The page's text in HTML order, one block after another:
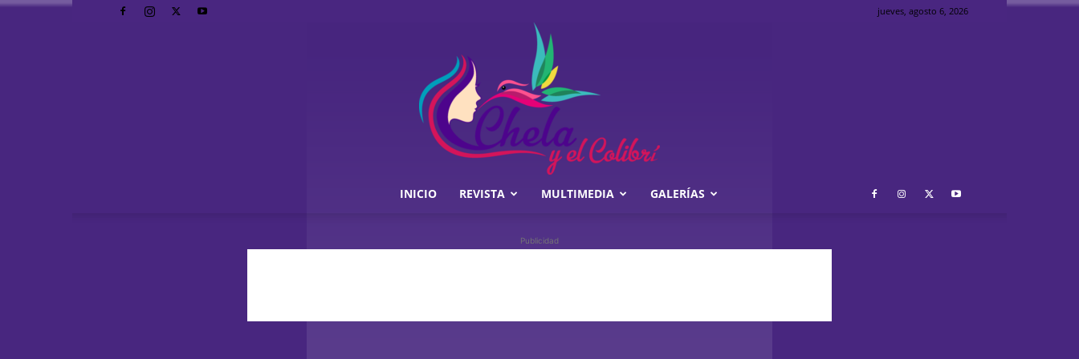
jueves, agosto 6, 2026
INICIO REVISTA MULTIMEDIA GALERÍAS
Publicidad